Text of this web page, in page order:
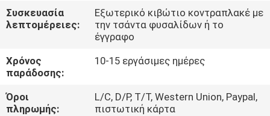
ΚΑΤΕΒΆΣΤΕ
ΖΗΤΉΣΤΕ
ΈΝΑ
ΑΠΌΣΠΑΣΜΑ
Συσκευασία
λεπτομέρειες:
Εξωτερικό κιβώτιο κοντραπλακέ με
την τσάντα φυσαλίδων ή το
έγγραφο
Χρόνος
παράδοσης:
10-15 εργάσιμες ημέρες
Όροι
πληρωμής:
L/C, D/P, T/T, Western Union, Paypal,
πιστωτική κάρτα